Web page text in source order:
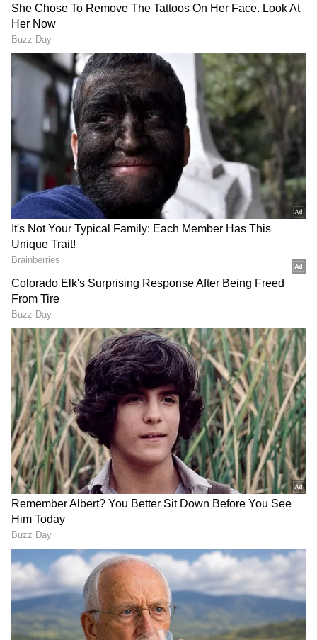
பதிவு செய்துள்ளது. இந்த போட்டி வேல்ஸ்
நாட்டின் கார்டிஃப் நகரில் உள்ள சோபியா
கார்டன்ஸ் மைதானத்தில் நடைபெற்றது.
டாஸ் இழந்த இந்திய அணி முதலில் பேட்டிங்
செய்ய அழைக்கப்பட்டது. தொடக்க
வீராங்கனைகளாக களமிறங்கிய ஸ்மிருதி
மந்தனா மற்றும் ஷெஃபாலி வர்மா
அதிரடியாக ரன்கள் சேர்த்தனர். குறிப்பாக
மந்தனா 23 பந்துகளில் 39 ரன்கள் எடுத்து
இந்திய அணிக்கு வேகமான தொடக்கத்தை
வழங்கினார். ஷெஃபாலி வர்மா 29 ரன்கள்
சேர்த்தார். இருவரும் இணைந்து முதல்
விக்கெட்டுக்கு 59 ரன்கள் குவித்தனர்.
ஏசியாநெட் தமிழ்-ஐ உங்கள் முதன்மைத்
தேர்வாக்குங்கள்
2